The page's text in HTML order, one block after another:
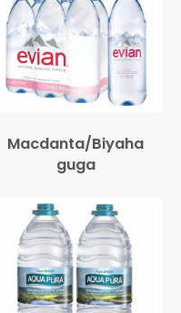
Macdanta/Biyaha
guga